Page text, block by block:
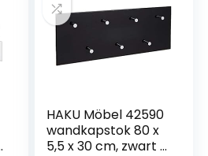
HAKU Möbel 42590
wandkapstok 80 x
5,5 x 30 cm, zwart /